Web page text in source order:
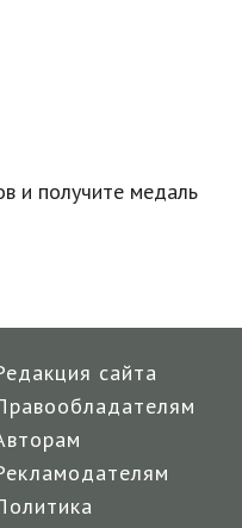
и получите медаль
сайта